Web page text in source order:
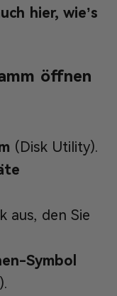
hier, wie’s
öffnen
(Disk Utility).
aus, den Sie
Symbol